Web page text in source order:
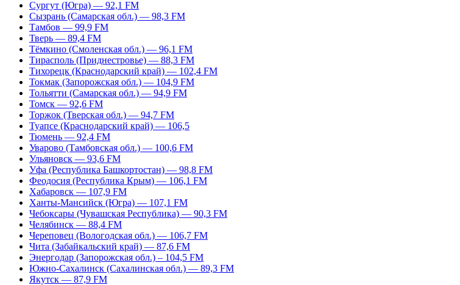
Сургут (Югра) — 92,1 FM
Сызрань (Самарская обл.) — 98,3 FM
Тамбов — 99,9 FM
Тверь — 89,4 FM
Тёмкино (Смоленская обл.) — 96,1 FM
Тирасполь (Приднестровье) — 88,3 FM
Тихорецк (Краснодарский край) — 102,4 FM
Токмак (Запорожская обл.) — 104,9 FM
Тольятти (Самарская обл.) — 94,9 FM
Томск — 92,6 FM
Торжок (Тверская обл.) — 94,7 FM
Туапсе (Краснодарский край) — 106,5
Тюмень — 92,4 FM
Уварово (Тамбовская обл.) — 100,6 FM
Ульяновск — 93,6 FM
Уфа (Республика Башкортостан) — 98,8 FM
Феодосия (Республика Крым) — 106,1 FM
Хабаровск — 107,9 FM
Ханты-Мансийск (Югра) — 107,1 FM
Чебоксары (Чувашская Республика) — 90,3 FM
Челябинск — 88,4 FM
Череповец (Вологодская обл.) — 106,7 FM
Чита (Забайкальский край) — 87,6 FM
Энергодар (Запорожская обл.) – 104,5 FM
Южно-Сахалинск (Сахалинская обл.) — 89,3 FM
Якутск — 87,9 FM